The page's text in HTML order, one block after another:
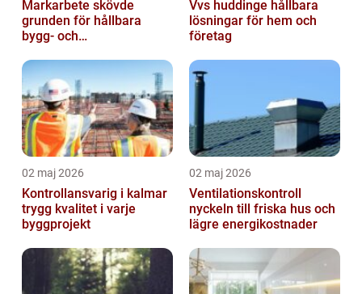
Markarbete skövde
grunden för hållbara
bygg- och
Vvs huddinge hållbara
lösningar för hem och
företag
02 maj 2026
Kontrollansvarig i kalmar
trygg kvalitet i varje
byggprojekt
02 maj 2026
Ventilationskontroll
nyckeln till friska hus och
lägre energikostnader